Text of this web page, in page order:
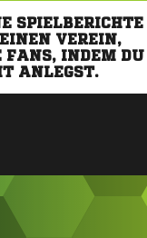
SPIELBERICHTE
VEREIN,
FANS, INDEM DU
ANLEGST.